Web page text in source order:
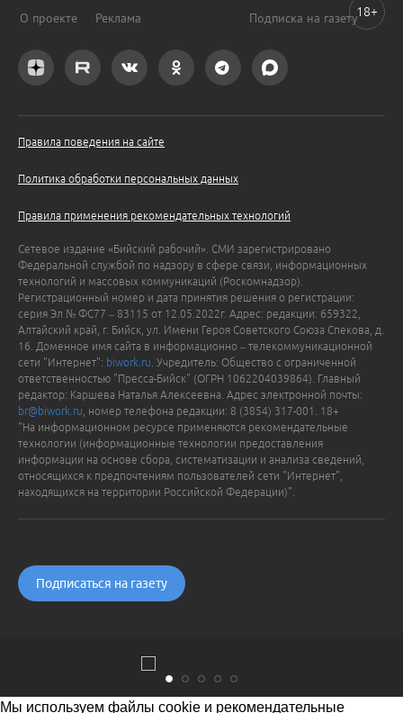
О проекте Реклама Подписка на газету
Правила поведения на сайте
Политика обработки персональных данных
Правила применения рекомендательных технологий
Сетевое издание «Бийский рабочий». СМИ зарегистрировано
Федеральной службой по надзору в сфере связи, информационных
технологий и массовых коммуникаций (Роскомнадзор).
Регистрационный номер и дата принятия решения о регистрации:
серия Эл № ФС77 – 83115 от 12.05.2022г. Адрес: редакции: 659322,
Алтайский край, г. Бийск, ул. Имени Героя Советского Союза Спекова, д.
16. Доменное имя сайта в информационно – телекоммуникационной
сети "Интернет": biwork.ru . Учредитель: Общество с ограниченной
ответственностью "Пресса-Бийск" (ОГРН 1062204039864). Главный
редактор: Каршева Наталья Алексеевна. Адрес электронной почты:
br@biwork.ru , номер телефона редакции: 8 (3854) 317-001. 18+
"На информационном ресурсе применяются рекомендательные
технологии (информационные технологии предоставления
информации на основе сбора, систематизации и анализа сведений,
относящихся к предпочтениям пользователей сети "Интернет",
находящихся на территории Российской Федерации)".
Подписаться на газету
18+
Мы используем файлы cookie и рекомендательные